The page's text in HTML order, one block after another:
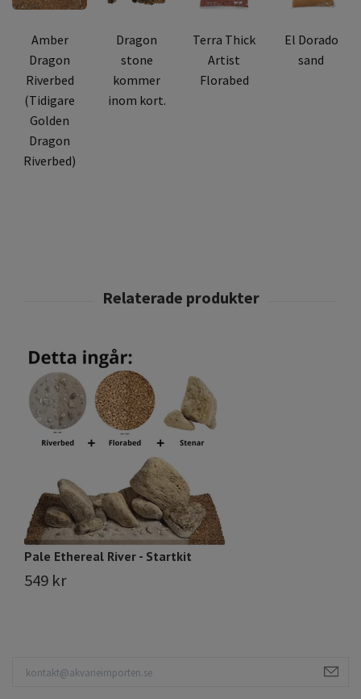
Amber
Dragon
Riverbed
(Tidigare
Golden
Dragon
Riverbed)
Dragon
stone
kommer
inom kort.
Terra Thick
Artist
Florabed
El Dorado
sand
Pale Ethereal River - Startkit
549 kr